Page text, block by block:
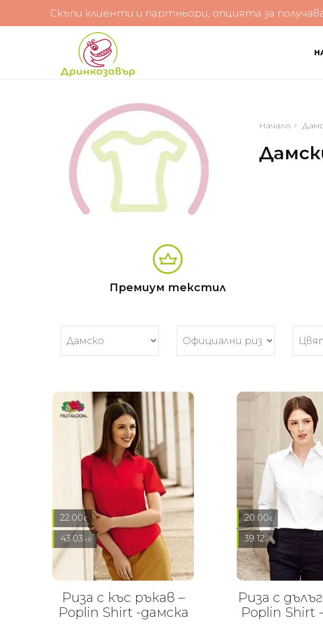
Скъпи клиенти и партньори, опцията за
Начало
Премиум текстил
22.00€
43.03 лв.
Риза с къс ръкав –
Poplin Shirt -дамска
20.00€
39.12 лв.
Риза с
Poplin Shirt